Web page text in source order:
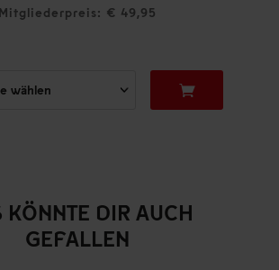
Mitgliederpreis: € 49,95
KÖNNTE DIR AUCH
GEFALLEN